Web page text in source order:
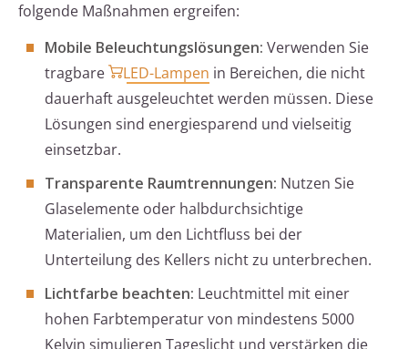
folgende Maßnahmen ergreifen:
Mobile Beleuchtungslösungen: Verwenden Sie
tragbare
LED-Lampen in Bereichen, die nicht
dauerhaft ausgeleuchtet werden müssen. Diese
Lösungen sind energiesparend und vielseitig
einsetzbar.
Transparente Raumtrennungen: Nutzen Sie
Glaselemente oder halbdurchsichtige
Materialien, um den Lichtfluss bei der
Unterteilung des Kellers nicht zu unterbrechen.
Lichtfarbe beachten: Leuchtmittel mit einer
hohen Farbtemperatur von mindestens 5000
Kelvin simulieren Tageslicht und verstärken die